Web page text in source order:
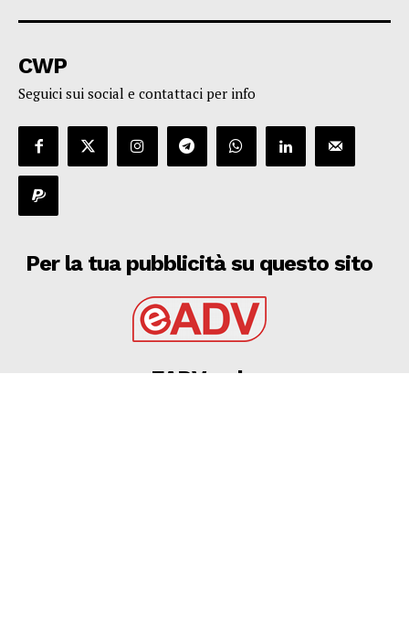
CWP
Seguici sui social e contattaci per info
Per la tua pubblicità su questo sito
EADV s.r.l.